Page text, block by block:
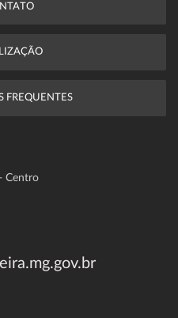
FREQUENTES
Centro